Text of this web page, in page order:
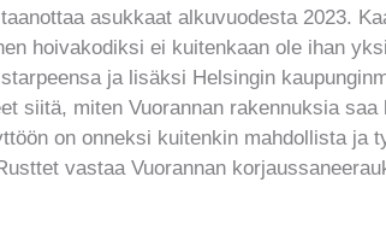
asukkaat alkuvuodesta 2023.
hoivakodiksi ei kuitenkaan ole ihan
ja lisäksi Helsingin
siitä, miten Vuorannan rakennuksia saa
on onneksi kuitenkin mahdollista ja
vastaa Vuorannan